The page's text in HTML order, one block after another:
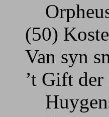
(50)
Van syn
’t Gift